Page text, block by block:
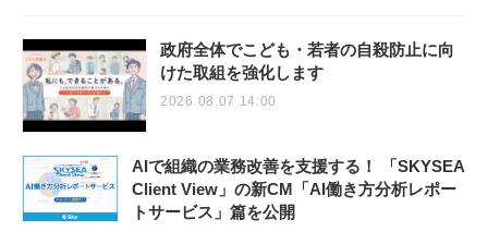
政府全体でこども・若者の自殺防止に向
けた取組を強化します
2026.08.07 14:00
AIで組織の業務改善を支援する！ 「SKYSEA
Client View」の新CM「AI働き方分析レポー
トサービス」篇を公開